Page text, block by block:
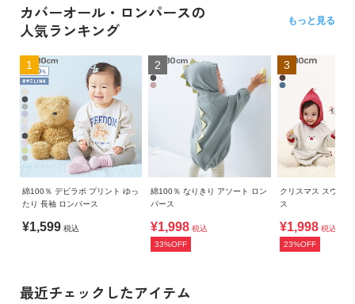
カバーオール・ロンパースの
人気ランキング
もっと見る
1
綿100％ デビラボ プリント ゆっ
たり 長袖 ロンパース
¥1,599 税込
2
綿100％ なりきり アソート ロン
パース
¥1,998 税込
33%OFF
3
クリスマス スウェ
ス
¥1,998 税込
23%OFF
最近チェックしたアイテム